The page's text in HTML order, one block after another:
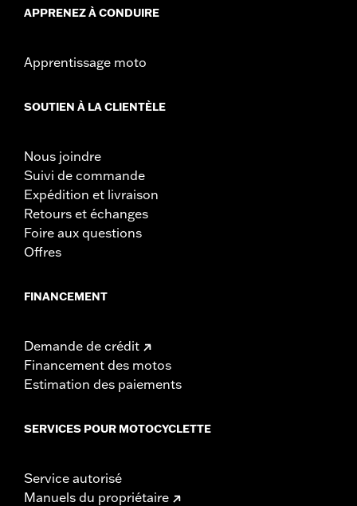
APPRENEZ À CONDUIRE
Apprentissage moto
SOUTIEN À LA CLIENTÈLE
Nous joindre
Suivi de commande
Expédition et livraison
Retours et échanges
Foire aux questions
Offres
FINANCEMENT
Demande de crédit
Financement des motos
Estimation des paiements
SERVICES POUR MOTOCYCLETTE
Service autorisé
Manuels du propriétaire